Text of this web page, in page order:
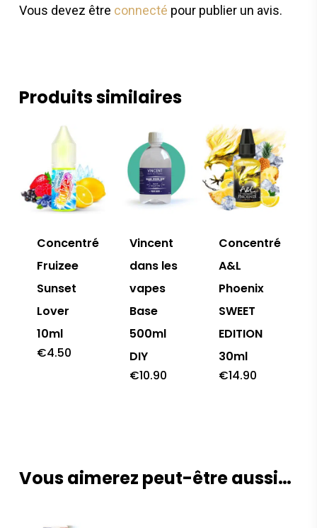
Vous devez être connecté pour publier un avis.
Produits similaires
Concentré
Fruizee
Sunset
Lover
10ml
€4.50
Vincent
dans les
vapes
Base
500ml
DIY
€10.90
Concentré
A&L
Phoenix
SWEET
EDITION
30ml
€14.90
Vous aimerez peut-être aussi…